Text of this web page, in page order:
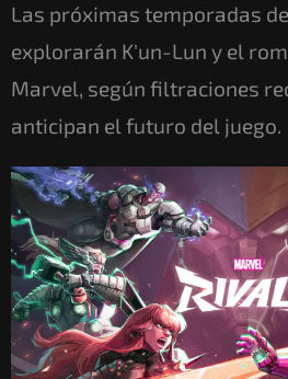
Las próximas temporadas
explorarán K'un-Lun y el
Marvel, según filtraciones
anticipan el futuro del juego.